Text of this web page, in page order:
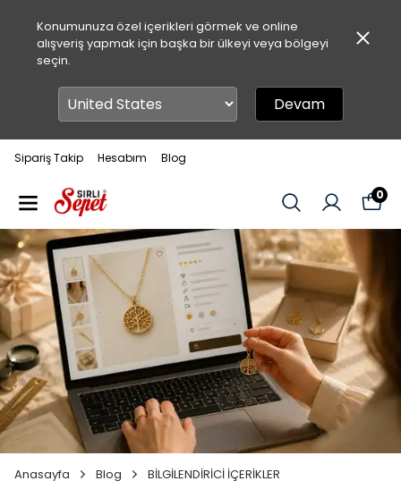
Konumunuza özel içerikleri görmek ve online
alışveriş yapmak için başka bir ülkeyi veya bölgeyi
seçin.
Devam
Sipariş Takip Hesabım Blog
0
Anasayfa Blog BİLGİLENDİRİCİ İÇERİKLER